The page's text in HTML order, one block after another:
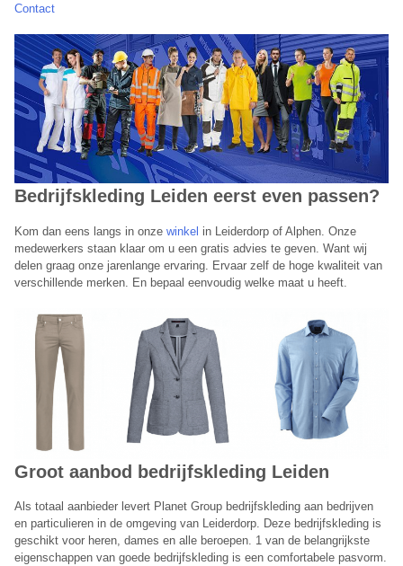
Contact
Bedrijfskleding Leiden eerst even passen?
Kom dan eens langs in onze winkel in Leiderdorp of Alphen. Onze
medewerkers staan klaar om u een gratis advies te geven. Want wij
delen graag onze jarenlange ervaring. Ervaar zelf de hoge kwaliteit van
verschillende merken. En bepaal eenvoudig welke maat u heeft.
Groot aanbod bedrijfskleding Leiden
Als totaal aanbieder levert Planet Group bedrijfskleding aan bedrijven
en particulieren in de omgeving van Leiderdorp. Deze bedrijfskleding is
geschikt voor heren, dames en alle beroepen. 1 van de belangrijkste
eigenschappen van goede bedrijfskleding is een comfortabele pasvorm.